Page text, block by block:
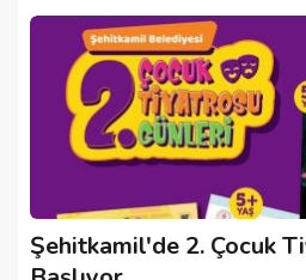
Şehitkamil'de 2. Çocuk